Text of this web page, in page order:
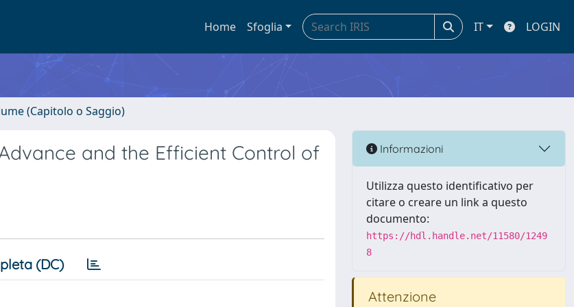
Home Sfoglia IT LOGIN
(Capitolo o Saggio)
and the Efficient Control of
(DC)
Informazioni
Utilizza questo identificativo per
citare o creare un link a questo
documento:
https://hdl.handle.net/11580/1249
8
Attenzione